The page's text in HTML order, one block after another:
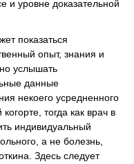
и уровне доказательной
показаться
опыт, знания и
услышать
данные
некоего усредненного
тогда как врач в
индивидуальный
а не болезнь,
Здесь следует